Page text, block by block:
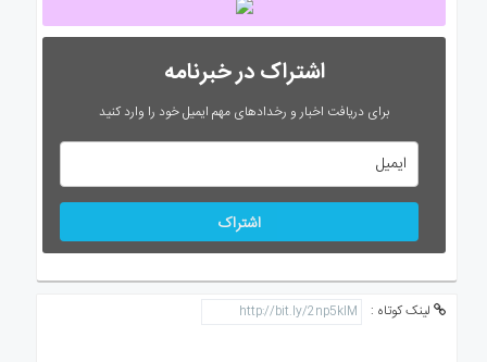
اشتراک در خبرنامه
برای دریافت اخبار و رخدادهای مهم ایمیل خود را وارد کنید
اشتراک
لینک کوتاه :